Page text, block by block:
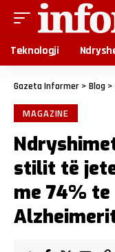
Teknologji
Gazeta Informer > Blog >
MAGAZINE
stilit të
me 74%